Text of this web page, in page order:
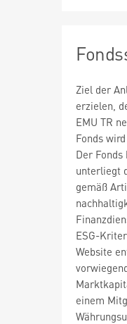
Ziel der
erzielen,
EMU TR
Fonds
Der
unterliegt
gemäß
ESG-
Website
einem